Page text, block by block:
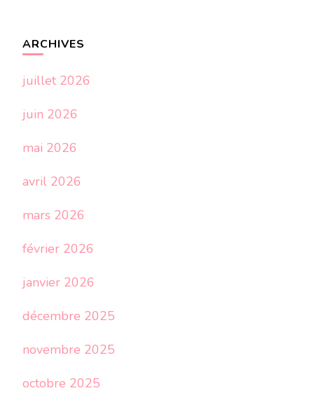
ARCHIVES
juillet 2026
juin 2026
mai 2026
avril 2026
mars 2026
février 2026
janvier 2026
décembre 2025
novembre 2025
octobre 2025